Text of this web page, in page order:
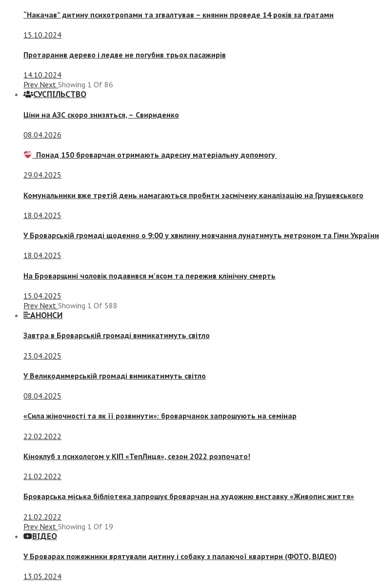
“Накачав” дитину психотропами та згвалтував – киянин проведе 14 років за ґратами
15.10.2024
Протаранив дерево і ледве не погубив трьох пасажирів
14.10.2024
Prev Next Showing 1 Of 86
СУСПIЛЬСТВО
Ціни на АЗС скоро знизяться, – Свириденко
08.04.2026
Понад 150 броварчан отримають адресну матеріальну допомогу
29.04.2025
Комунальники вже третій день намагаються пробити засмічену каналізацію на Грушевського
18.04.2025
У Броварській громаді щоденно о 9:00 у хвилину мовчання лунатимуть метроном та Гімн України
18.04.2025
На Броварщині чоловік подавився м’ясом та пережив клінічну смерть
15.04.2025
Prev Next Showing 1 Of 588
АНОНСИ
Завтра в Броварській громаді вимикатимуть світло
23.04.2025
У Великодимерській громаді вимикатимуть світло
08.04.2025
«Сила жіночності та як її розвинути»: броварчанок запрошують на семінар
22.02.2022
Кіноклуб з психологом у КІП «ТепЛиця», сезон 2022 розпочато!
21.02.2022
Броварська міська бібліотека запрошує броварчан на художню виставку «Живопис життя»
21.02.2022
Prev Next Showing 1 Of 19
ВІДЕО
У Броварах пожежники врятували дитину і собаку з палаючої квартири (ФОТО, ВІДЕО)
13.05.2024